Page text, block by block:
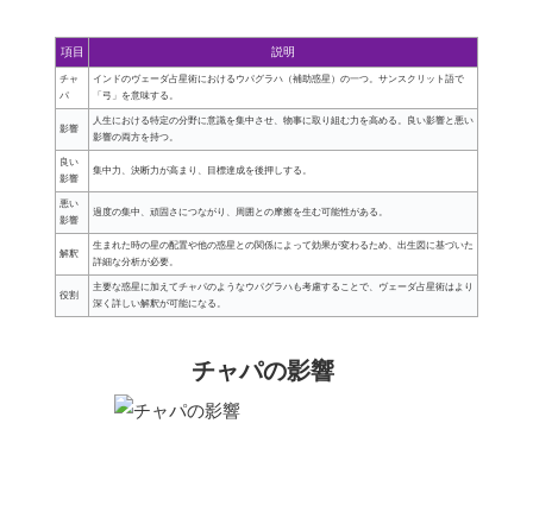
項目 説明
チャ
パ
インドのヴェーダ占星術におけるウパグラハ（補助惑星）の一つ。サンスクリット語で
「弓」を意味する。
影響
人生における特定の分野に意識を集中させ、物事に取り組む力を高める。良い影響と悪い
影響の両方を持つ。
良い
影響
集中力、決断力が高まり、目標達成を後押しする。
悪い
影響
過度の集中、頑固さにつながり、周囲との摩擦を生む可能性がある。
解釈
生まれた時の星の配置や他の惑星との関係によって効果が変わるため、出生図に基づいた
詳細な分析が必要。
役割
主要な惑星に加えてチャパのようなウパグラハも考慮することで、ヴェーダ占星術はより
深く詳しい解釈が可能になる。
チャパの影響